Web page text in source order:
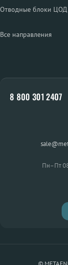
Отводные блоки ЦОД
Все направления
8 800 301 2407
Пн–Пт